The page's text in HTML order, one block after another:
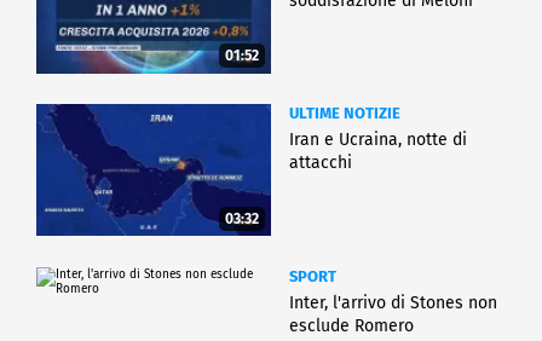
01:52
03:32
ULTIME NOTIZIE
Iran e Ucraina, notte di
attacchi
SPORT
Inter, l'arrivo di Stones non
esclude Romero